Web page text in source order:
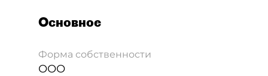
Основное
Форма собственности
ООО